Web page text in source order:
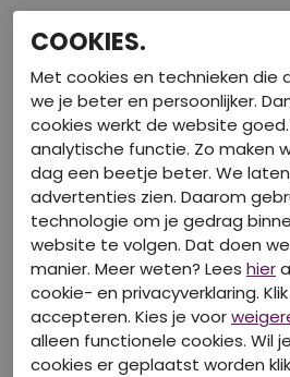
€ 2,50
€
COOKIES.
Met cookies en technieken die
we je beter en persoonlijker.
cookies werkt de website
analytische functie. Zo maken
dag een beetje beter. We
advertenties zien. Daarom
technologie om je gedrag
website te volgen. Dat doen
manier. Meer weten? Lees hier
cookie- en privacyverklaring.
accepteren. Kies je voor
alleen functionele cookies. Wil
cookies er geplaatst worden